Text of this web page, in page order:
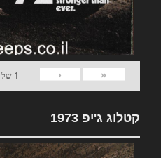
«
‹
1 של
קטלוג ג'יפ 1973